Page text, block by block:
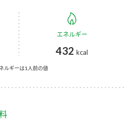
史
組み
エネルギー
432 kcal
ルギーは1人前の値